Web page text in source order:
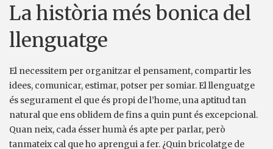
La història més bonica del
llenguatge
El necessitem per organitzar el pensament, compartir les
idees, comunicar, estimar, potser per somiar. El llenguatge
és segurament el que és propi de l’home, una aptitud tan
natural que ens oblidem de fins a quin punt és excepcional.
Quan neix, cada ésser humà és apte per parlar, però
tanmateix cal que ho aprengui a fer. ¿Quin bricolatge de